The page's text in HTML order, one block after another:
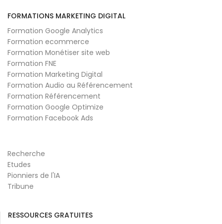
FORMATIONS MARKETING DIGITAL
Formation Google Analytics
Formation ecommerce
Formation Monétiser site web
Formation FNE
Formation Marketing Digital
Formation Audio au Référencement
Formation Référencement
Formation Google Optimize
Formation Facebook Ads
Recherche
Etudes
Pionniers de l'IA
Tribune
RESSOURCES GRATUITES